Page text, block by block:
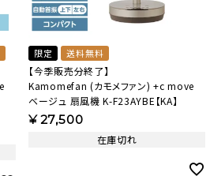
限定 送料無料
【今季販売分終了】
Kamomefan (カモメファン) +c move
ベージュ 扇風機 K-F23AYBE【KA】
¥27,500
在庫切れ